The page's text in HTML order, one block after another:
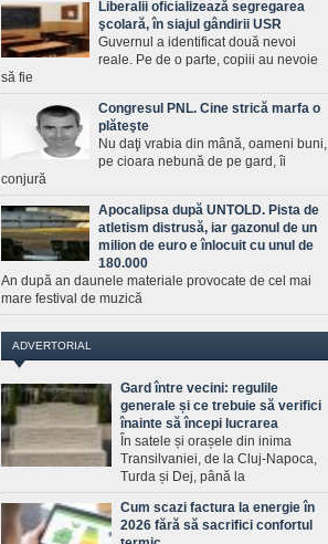
Liberalii oficializează segregarea
şcolară, în siajul gândirii USR
Guvernul a identificat două nevoi
reale. Pe de o parte, copiii au nevoie
să fie
Congresul PNL. Cine strică marfa o
plăteşte
Nu daţi vrabia din mână, oameni buni,
pe cioara nebună de pe gard, îi
conjură
Apocalipsa după UNTOLD. Pista de
atletism distrusă, iar gazonul de un
milion de euro e înlocuit cu unul de
180.000
An după an daunele materiale provocate de cel mai
mare festival de muzică
ADVERTORIAL
Gard între vecini: regulile
generale și ce trebuie să verifici
înainte să începi lucrarea
În satele și orașele din inima
Transilvaniei, de la Cluj-Napoca,
Turda și Dej, până la
Cum scazi factura la energie în
2026 fără să sacrifici confortul